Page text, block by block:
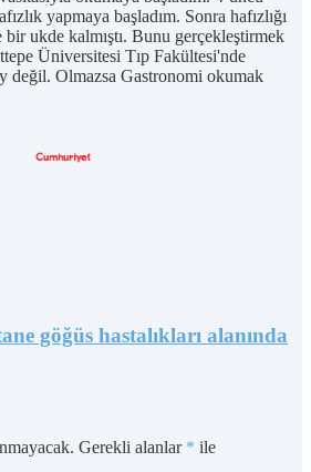
yapmaya başladım. Sonra hafızlığı
ukde kalmıştı. Bunu gerçekleştirmek
Üniversitesi Tıp Fakültesi'nde
değil. Olmazsa Gastronomi okumak
göğüs hastalıkları alanında
Gerekli alanlar * ile